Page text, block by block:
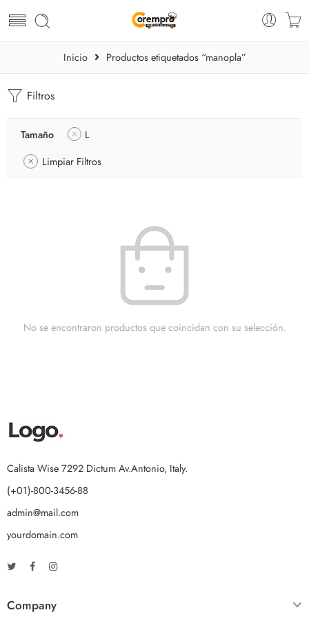
Inicio Productos etiquetados “manopla”
Filtros
Tamaño
L
Limpiar Filtros
No se encontraron productos que coincidan con su selección.
Calista Wise 7292 Dictum Av.Antonio, Italy.
(+01)-800-3456-88
admin@mail.com
yourdomain.com
Company